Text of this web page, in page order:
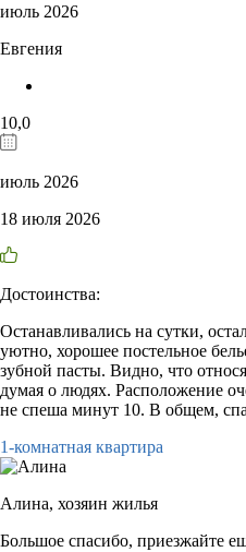
июль 2026
Евгения
10,0
июль 2026
18 июля 2026
Достоинства:
Останавливались на сутки,
уютно, хорошее постельное
зубной пасты. Видно, что
думая о людях. Расположение
не спеша минут 10. В общем,
1-комнатная квартира
Алина, хозяин жилья
Большое спасибо, приезжайте